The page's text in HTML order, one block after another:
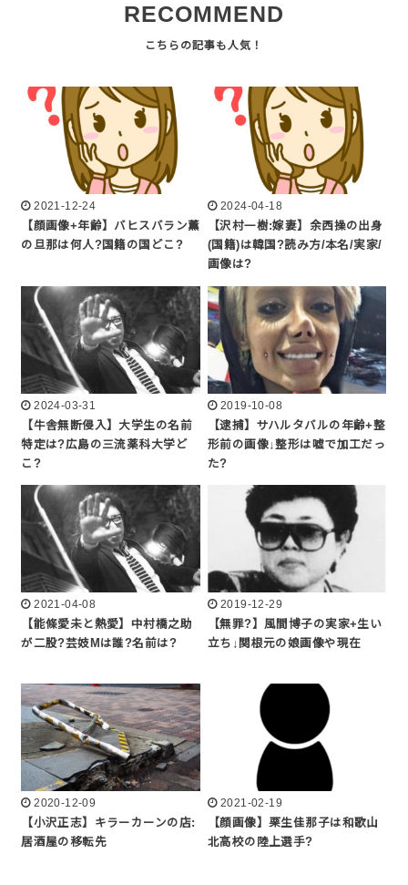
RECOMMEND
2021-12-24
【顔画像+年齢】バヒスバラン薫
の旦那は何人?国籍の国どこ?
2024-04-18
【沢村一樹:嫁妻】余西操の出身
(国籍)は韓国?読み方/本名/実家/
画像は?
2024-03-31
【牛舎無断侵入】大学生の名前
特定は?広島の三流薬科大学ど
こ?
2019-10-08
【逮捕】サハルタバルの年齢+整
形前の画像↓整形は嘘で加工だっ
た?
2021-04-08
【能條愛未と熱愛】中村橋之助
が二股?芸妓Mは誰?名前は?
2019-12-29
【無罪?】風間博子の実家+生い
立ち↓関根元の娘画像や現在
2020-12-09
【小沢正志】キラーカーンの店:
居酒屋の移転先
2021-02-19
【顔画像】栗生佳那子は和歌山
北高校の陸上選手?